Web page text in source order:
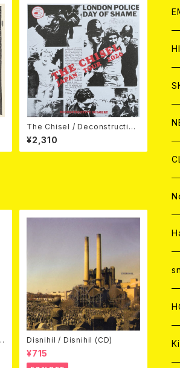
The Chisel / Deconstructive
Surgery (7"EP)
¥2,310
Disnihil / Disnihil (CD)
¥715